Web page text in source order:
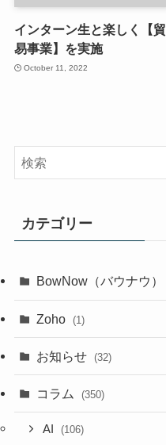
インターン生と楽しく【貿
易事業】を実施
October 11, 2022
カテゴリー
BowNow（バウナウ）
Zoho (1)
お知らせ (32)
コラム (350)
AI (106)